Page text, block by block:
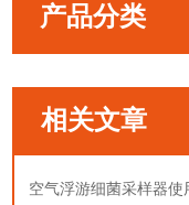
产品分类
相关文章
空气浮游细菌采样器